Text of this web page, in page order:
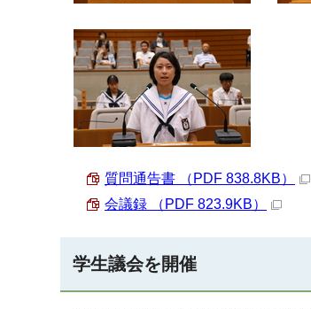
質問通告書 （PDF 838.8KB）
会議録 （PDF 823.9KB）
学生議会を開催